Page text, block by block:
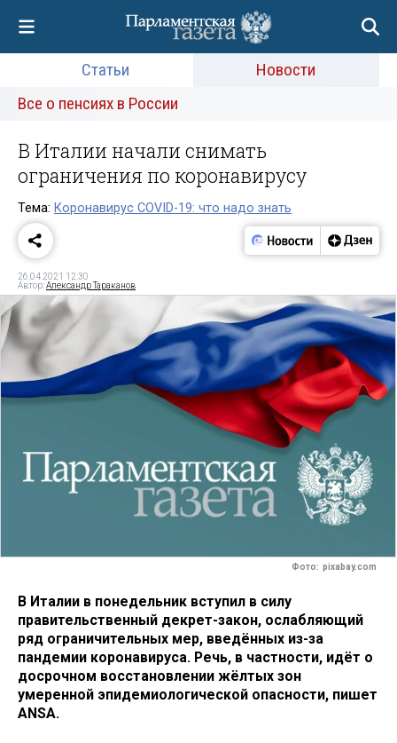
Статьи
Новости
Все о пенсиях в России
В Италии начали снимать
ограничения по коронавирусу
Тема: Коронавирус COVID-19: что надо знать
26.04.2021 12:30
Автор:Александр Тараканов
Фото: pixabay.com
В Италии в понедельник вступил в силу
правительственный декрет-закон, ослабляющий
ряд ограничительных мер, введённых из-за
пандемии коронавируса. Речь, в частности, идёт о
досрочном восстановлении жёлтых зон
умеренной эпидемиологической опасности, пишет
ANSA.